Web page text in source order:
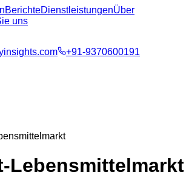
BerichteDienstleistungenÜber
uns
+91-9370600191
Lebensmittelmarkt